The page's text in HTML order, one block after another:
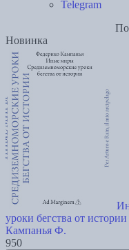
Telegram
Новинка
уроки бегства от истории
Кампанья Ф.
950